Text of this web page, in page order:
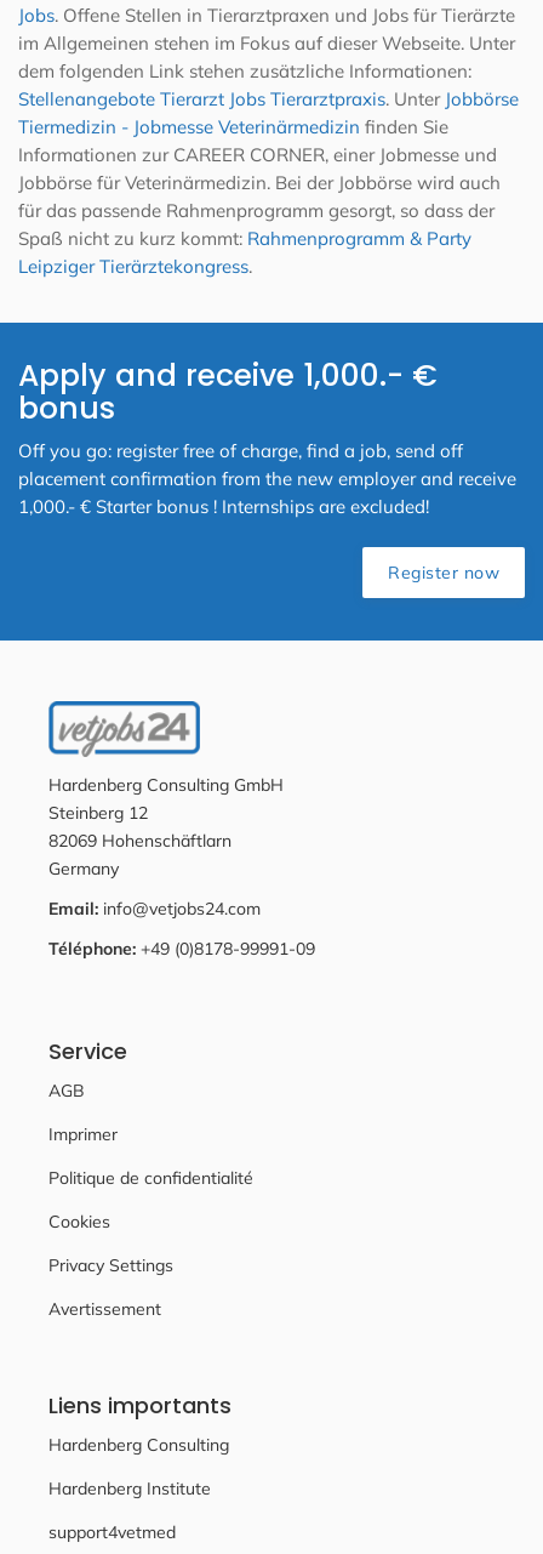
Jobs. Offene Stellen in Tierarztpraxen und Jobs für Tierärzte
im Allgemeinen stehen im Fokus auf dieser Webseite. Unter
dem folgenden Link stehen zusätzliche Informationen:
Stellenangebote Tierarzt Jobs Tierarztpraxis. Unter Jobbörse
Tiermedizin - Jobmesse Veterinärmedizin finden Sie
Informationen zur CAREER CORNER, einer Jobmesse und
Jobbörse für Veterinärmedizin. Bei der Jobbörse wird auch
für das passende Rahmenprogramm gesorgt, so dass der
Spaß nicht zu kurz kommt: Rahmenprogramm & Party
Leipziger Tierärztekongress.
Apply and receive 1,000.- €
bonus
Off you go: register free of charge, find a job, send off
placement confirmation from the new employer and receive
1,000.- € Starter bonus ! Internships are excluded!
Register now
Hardenberg Consulting GmbH
Steinberg 12
82069 Hohenschäftlarn
Germany
Email: info@vetjobs24.com
Téléphone: +49 (0)8178-99991-09
Service
AGB
Imprimer
Politique de confidentialité
Cookies
Privacy Settings
Avertissement
Liens importants
Hardenberg Consulting
Hardenberg Institute
support4vetmed